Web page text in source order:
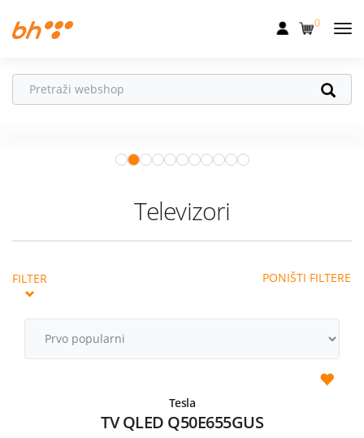
Fiksna
Akcije
Podrška
0
Ne propusti
Prood 04.08.–31.08. očekuju te
super pokloni!
Televizori
FILTER PONIŠTI FILTERE
Tesla
TV QLED Q50E655GUS